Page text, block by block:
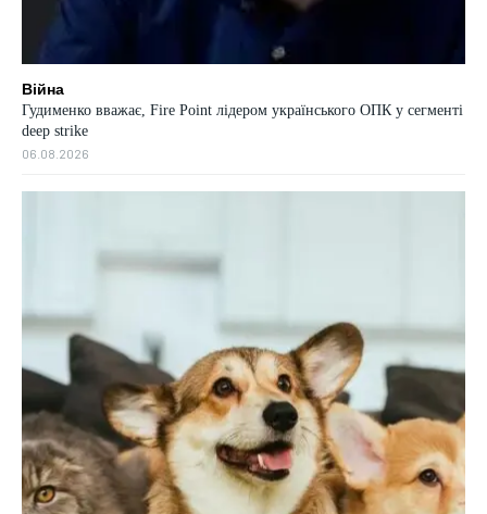
Війна
Гудименко вважає, Fire Point лідером українського ОПК у сегменті
deep strike
06.08.2026